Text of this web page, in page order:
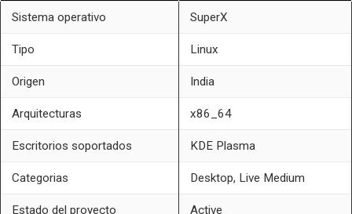
Sistema operativo SuperX
Tipo Linux
Origen India
Arquitecturas x86_64
Escritorios soportados KDE Plasma
Categorias Desktop, Live Medium
Estado del proyecto Active